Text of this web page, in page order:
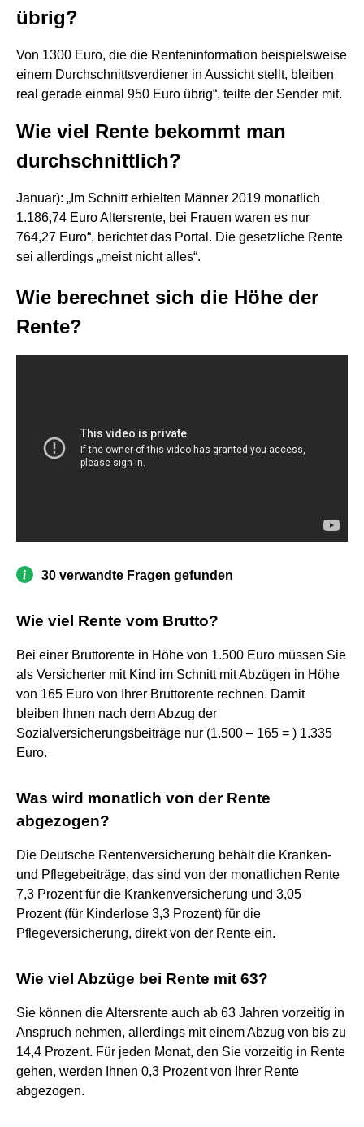
übrig?
Von 1300 Euro, die die Renteninformation beispielsweise
einem Durchschnittsverdiener in Aussicht stellt, bleiben
real gerade einmal 950 Euro übrig“, teilte der Sender mit.
Wie viel Rente bekommt man
durchschnittlich?
Januar): „Im Schnitt erhielten Männer 2019 monatlich
1.186,74 Euro Altersrente, bei Frauen waren es nur
764,27 Euro“, berichtet das Portal. Die gesetzliche Rente
sei allerdings „meist nicht alles“.
Wie berechnet sich die Höhe der
Rente?
30 verwandte Fragen gefunden
Wie viel Rente vom Brutto?
Bei einer Bruttorente in Höhe von 1.500 Euro müssen Sie
als Versicherter mit Kind im Schnitt mit Abzügen in Höhe
von 165 Euro von Ihrer Bruttorente rechnen. Damit
bleiben Ihnen nach dem Abzug der
Sozialversicherungsbeiträge nur (1.500 – 165 = ) 1.335
Euro.
Was wird monatlich von der Rente
abgezogen?
Die Deutsche Rentenversicherung behält die Kranken-
und Pflegebeiträge, das sind von der monatlichen Rente
7,3 Prozent für die Krankenversicherung und 3,05
Prozent (für Kinderlose 3,3 Prozent) für die
Pflegeversicherung, direkt von der Rente ein.
Wie viel Abzüge bei Rente mit 63?
Sie können die Altersrente auch ab 63 Jahren vorzeitig in
Anspruch nehmen, allerdings mit einem Abzug von bis zu
14,4 Prozent. Für jeden Monat, den Sie vorzeitig in Rente
gehen, werden Ihnen 0,3 Prozent von Ihrer Rente
abgezogen.